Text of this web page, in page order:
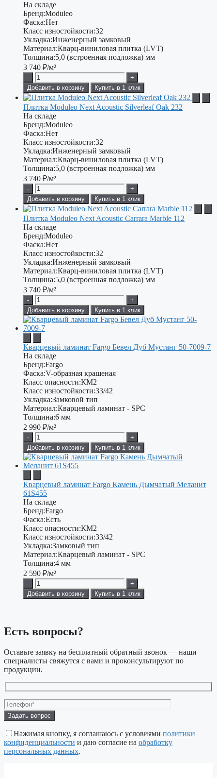
На складе
Бренд:Moduleo
Фаска:Нет
Класс изностойкости:32
Укладка:Инженерный замковый
Материал:Кварц-виниловая плитка (LVT)
Толщина:5,0 (встроенная подложка) мм
3 740 ₽/м²
-
+
Добавить в корзину
Купить в 1 клик
Плитка Moduleo Next Acoustic Silverleaf Oak 232
На складе
Бренд:Moduleo
Фаска:Нет
Класс изностойкости:32
Укладка:Инженерный замковый
Материал:Кварц-виниловая плитка (LVT)
Толщина:5,0 (встроенная подложка) мм
3 740 ₽/м²
-
+
Добавить в корзину
Купить в 1 клик
Плитка Moduleo Next Acoustic Carrara Marble 112
На складе
Бренд:Moduleo
Фаска:Нет
Класс изностойкости:32
Укладка:Инженерный замковый
Материал:Кварц-виниловая плитка (LVT)
Толщина:5,0 (встроенная подложка) мм
3 740 ₽/м²
-
+
Добавить в корзину
Купить в 1 клик
Кварцевый ламинат Fargo Бевел Дуб Мустанг 50-7009-7
На складе
Бренд:Fargo
Фаска:V-образная крашеная
Класс опасности:КМ2
Класс изностойкости:33/42
Укладка:Замковой тип
Материал:Кварцевый ламинат - SPC
Толщина:6 мм
2 990 ₽/м²
-
+
Добавить в корзину
Купить в 1 клик
Кварцевый ламинат Fargo Камень Дымчатый Меланит
61S455
На складе
Бренд:Fargo
Фаска:Есть
Класс опасности:КМ2
Класс изностойкости:33/42
Укладка:Замковый тип
Материал:Кварцевый ламинат - SPC
Толщина:4 мм
2 590 ₽/м²
-
+
Добавить в корзину
Купить в 1 клик
Есть вопросы?
Оставьте заявку на бесплатный обратный звонок — наши
специалисты свяжутся с вами и проконсультируют по
продукции.
Оставьте
это
поле
пустым.
Нажимая кнопку, я соглашаюсь с условиями политики
конфиденциальности и даю согласие на обработку
персональных данных.